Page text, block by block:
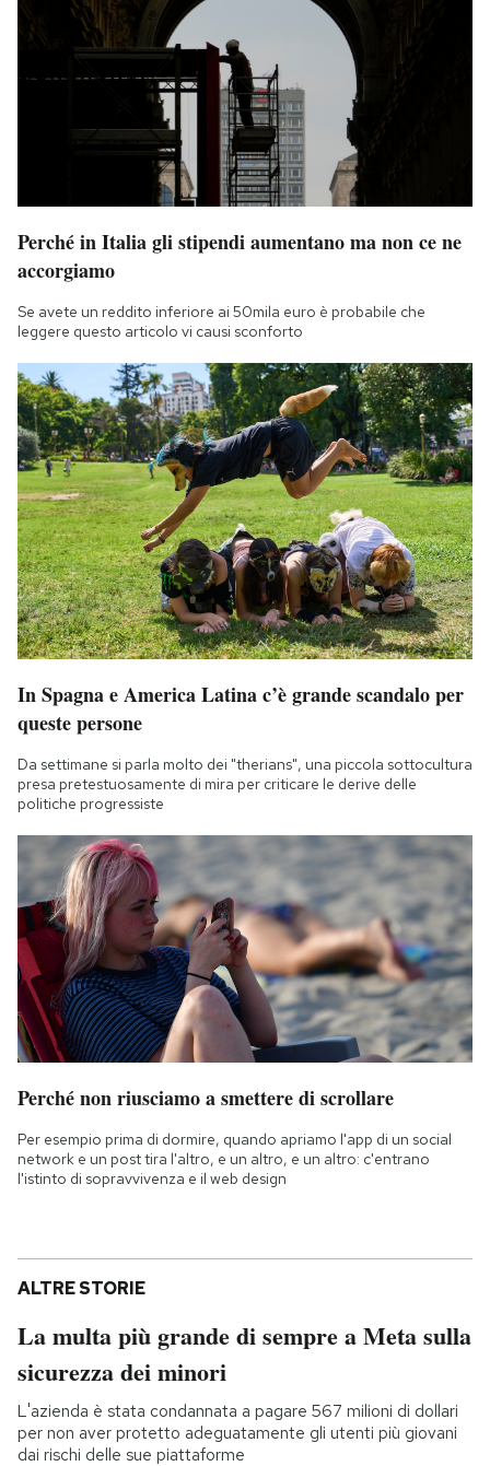
Perché in Italia gli stipendi aumentano ma non ce ne
accorgiamo
Se avete un reddito inferiore ai 50mila euro è probabile che
leggere questo articolo vi causi sconforto
In Spagna e America Latina c’è grande scandalo per
queste persone
Da settimane si parla molto dei "therians", una piccola sottocultura
presa pretestuosamente di mira per criticare le derive delle
politiche progressiste
Perché non riusciamo a smettere di scrollare
Per esempio prima di dormire, quando apriamo l'app di un social
network e un post tira l'altro, e un altro, e un altro: c'entrano
l'istinto di sopravvivenza e il web design
ALTRE STORIE
La multa più grande di sempre a Meta sulla
sicurezza dei minori
L'azienda è stata condannata a pagare 567 milioni di dollari
per non aver protetto adeguatamente gli utenti più giovani
dai rischi delle sue piattaforme